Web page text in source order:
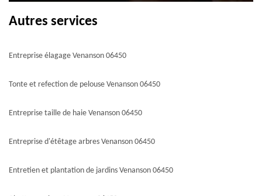
Autres services
Entreprise élagage Venanson 06450
Tonte et refection de pelouse Venanson 06450
Entreprise taille de haie Venanson 06450
Entreprise d'étêtage arbres Venanson 06450
Entretien et plantation de jardins Venanson 06450